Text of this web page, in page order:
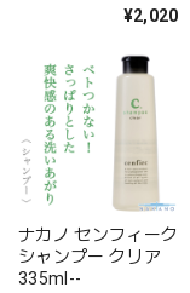
¥2,020
ナカノ センフィーク
シャンプー クリア
335ml--